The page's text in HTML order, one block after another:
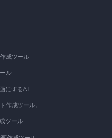
成ツール
ル
にするAI
作成ツール。
ツール